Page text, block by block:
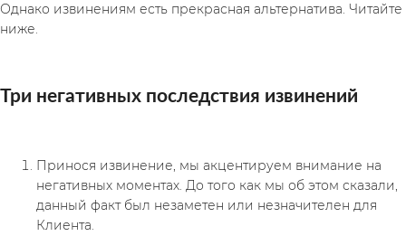
Однако извинениям есть прекрасная альтернатива. Читайте
ниже.
Три негативных последствия извинений
Принося извинение, мы акцентируем внимание на
негативных моментах. До того как мы об этом сказали,
данный факт был незаметен или незначителен для
Клиента.